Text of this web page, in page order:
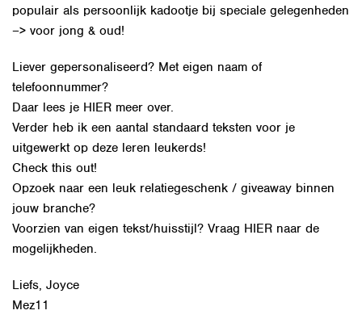
populair als persoonlijk kadootje bij speciale gelegenheden
–> voor jong & oud!
Liever gepersonaliseerd? Met eigen naam of
telefoonnummer?
Daar lees je HIER meer over.
Verder heb ik een aantal standaard teksten voor je
uitgewerkt op deze leren leukerds!
Check this out!
Opzoek naar een leuk relatiegeschenk / giveaway binnen
jouw branche?
Voorzien van eigen tekst/huisstijl? Vraag HIER naar de
mogelijkheden.
Liefs, Joyce
Mez11